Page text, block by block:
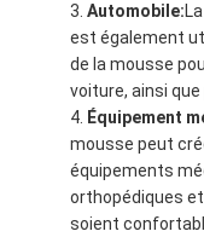
Automobile:
est également
de la mousse
voiture, ainsi
Équipement
mousse peut
équipements
orthopédiques
soient